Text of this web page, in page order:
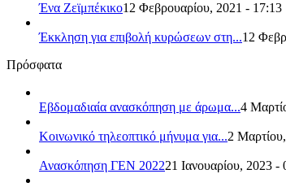
Ένα Ζεϊμπέκικο12 Φεβρουαρίου, 2021 - 17:13
Έκκληση για επιβολή κυρώσεων στη...12
Πρόσφατα
Εβδομαδιαία ανασκόπηση με άρωμα...4
Κοινωνικό τηλεοπτικό μήνυμα για...2
Ανασκόπηση ΓΕΝ 202221 Ιανουαρίου, 2023 -